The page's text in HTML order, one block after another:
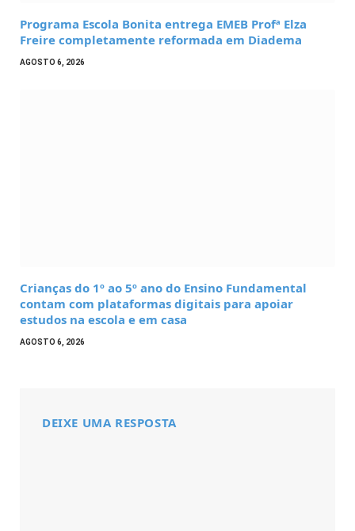
Programa Escola Bonita entrega EMEB Profª Elza
Freire completamente reformada em Diadema
AGOSTO 6, 2026
Crianças do 1º ao 5º ano do Ensino Fundamental
contam com plataformas digitais para apoiar
estudos na escola e em casa
AGOSTO 6, 2026
DEIXE UMA RESPOSTA